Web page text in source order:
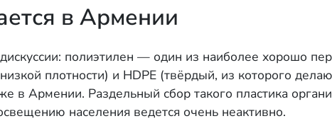
в Армении
полиэтилен — один из наиболее хорошо
плотности) и HDPE (твёрдый, из которого
в Армении. Раздельный сбор такого пластика
населения ведется очень неактивно.